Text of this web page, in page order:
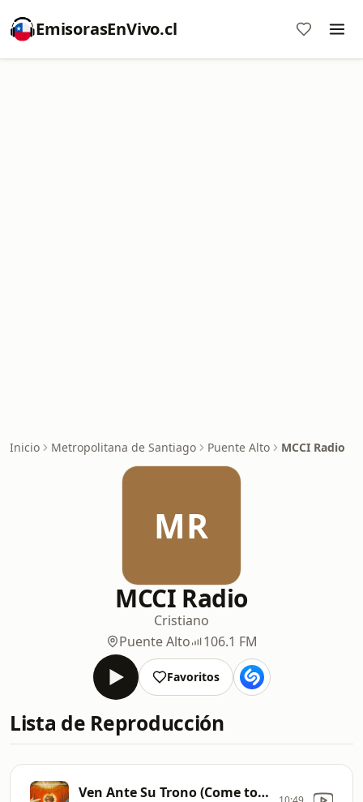
EmisorasEnVivo.cl
Inicio Metropolitana de Santiago Puente Alto MCCI Radio
MR
MCCI Radio
Cristiano
Puente Alto
106.1 FM
Favoritos
Lista de Reproducción
Ven Ante Su Trono (Come to the Altar)